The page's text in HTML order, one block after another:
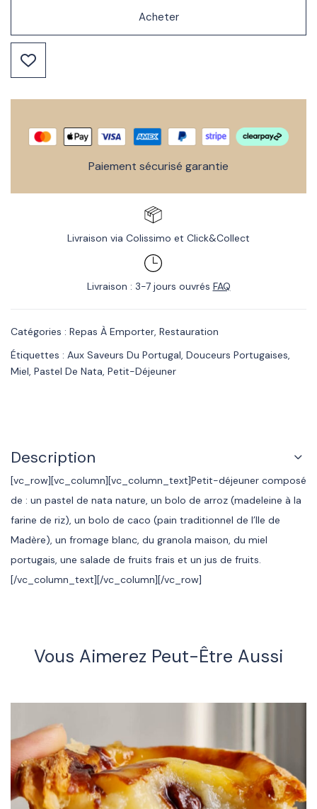
Acheter
Paiement sécurisé garantie
Livraison via Colissimo et Click&Collect
Livraison : 3-7 jours ouvrés FAQ
Catégories : Repas À Emporter, Restauration
Étiquettes : Aux Saveurs Du Portugal, Douceurs Portugaises,
Miel, Pastel De Nata, Petit-Déjeuner
Description
[vc_row][vc_column][vc_column_text]Petit-déjeuner composé
de : un pastel de nata nature, un bolo de arroz (madeleine à la
farine de riz), un bolo de caco (pain traditionnel de l’Ile de
Madère), un fromage blanc, du granola maison, du miel
portugais, une salade de fruits frais et un jus de fruits.
[/vc_column_text][/vc_column][/vc_row]
Vous Aimerez Peut-Être Aussi